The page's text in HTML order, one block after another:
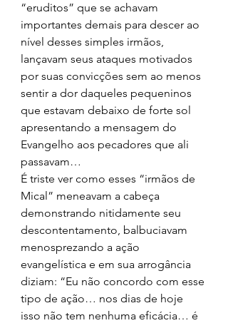
“eruditos” que se achavam
importantes demais para descer ao
nível desses simples irmãos,
lançavam seus ataques motivados
por suas convicções sem ao menos
sentir a dor daqueles pequeninos
que estavam debaixo de forte sol
apresentando a mensagem do
Evangelho aos pecadores que ali
passavam…
É triste ver como esses “irmãos de
Mical” meneavam a cabeça
demonstrando nitidamente seu
descontentamento, balbuciavam
menosprezando a ação
evangelística e em sua arrogância
diziam: “Eu não concordo com esse
tipo de ação… nos dias de hoje
isso não tem nenhuma eficácia… é